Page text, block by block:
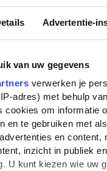
Advertentie-
van uw gegevens
verwerken je
adres) met behulp van
cookies om informatie
en te gebruiken met
en content,
inzicht in publiek en
U kunt kiezen wie uw
zich bewegen. 2.
waarin de
een bepaalde
sprake van een
of verdwijnt